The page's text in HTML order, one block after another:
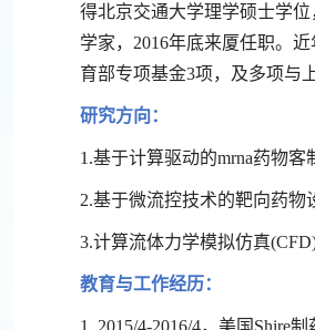
得北京交通大学理学硕士学位
学家，2016年底来厦任职。
育部专项基金3项，及多项与
研究方向：
1.基于计算驱动的mrna药物
2.基于微流控技术的靶向药
3.计算流体力学模拟仿真
教育与工作经历：
1. 2015/4-2016/4，美国Shire